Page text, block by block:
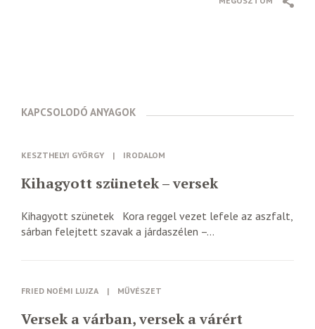
KAPCSOLODÓ ANYAGOK
KESZTHELYI GYÖRGY | IRODALOM
Kihagyott szünetek – versek
Kihagyott szünetek Kora reggel vezet lefele az aszfalt,
sárban felejtett szavak a járdaszélen –...
FRIED NOÉMI LUJZA | MŰVÉSZET
Versek a várban, versek a várért